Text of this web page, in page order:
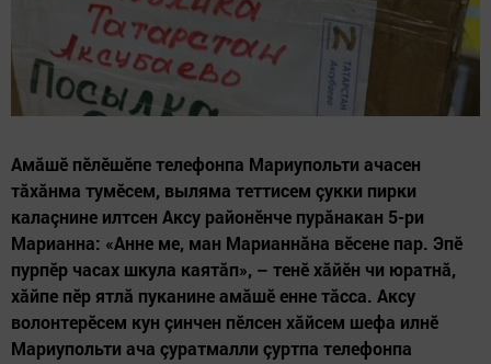
Амăшӗ пӗлӗшӗпе телефонпа Мариупольти ачасен
тăхăнма тумӗсем, выляма теттисем çукки пирки
калаçнине илтсен Аксу районӗнче пурăнакан 5-ри
Марианна: «Анне ме, ман Марианнăна вӗсене пар. Эпӗ
пурпӗр часах шкула каятăп», – тенӗ хăйӗн чи юратнă,
хăйпе пӗр ятлă пуканине амăшӗ енне тăсса. Аксу
волонтерӗсем кун çинчен пӗлсен хăйсем шефа илнӗ
Мариупольти ача çуратмалли çуртпа телефонпа